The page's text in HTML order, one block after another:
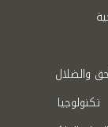
والضلال
تكنولوجيا